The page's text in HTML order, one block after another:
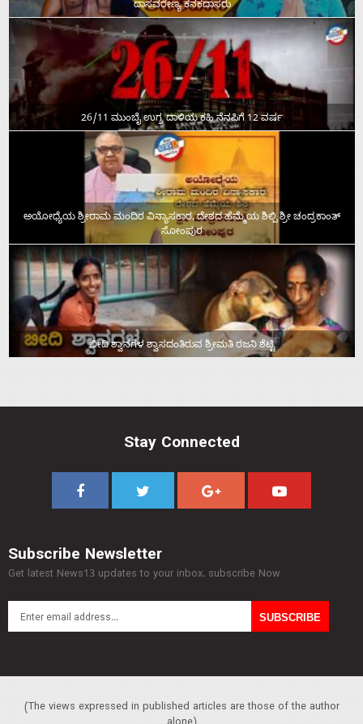
ದಾಸವರೇಣ್ಯ ಕನಕದಾಸರು
26/11 ಮುಂಬೈ ಉಗ್ರ ದಾಳಿಯ ಕಹಿ ನೆನಪಿಗೆ 12 ವರ್ಷ
ಅಯೋಧ್ಯೆಯ ಶ್ರೀರಾಮ ಮಂದಿರ ವಿನ್ಯಾಸಕಾರ, ದೇಶದ ಹೆಮ್ಮೆಯ ಶಿಲ್ಪಿ ಶ್ರೀ ಚಂದ್ರಕಾಂತ್‌
ಸೋಂಪುರ
ಬೀದಿ ಶ್ವಾನಗಳ ಶ್ವಾಸದಂತಿರುವ ಶ್ರೀಮತಿ ರಜನಿ ಶೆಟ್ಟಿ
Stay Connected
Subscribe Newsletter
Get latest News13 updates to your inbox. subscribe Now
(The views expressed in published articles are those of the author